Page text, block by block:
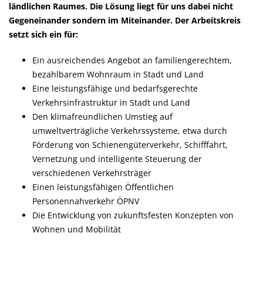
ländlichen Raumes. Die Lösung liegt für uns dabei nicht
Gegeneinander sondern im Miteinander. Der Arbeitskreis
setzt sich ein für:
Ein ausreichendes Angebot an familiengerechtem,
bezahlbarem Wohnraum in Stadt und Land
Eine leistungsfähige und bedarfsgerechte
Verkehrsinfrastruktur in Stadt und Land
Den klimafreundlichen Umstieg auf
umweltverträgliche Verkehrssysteme, etwa durch
Förderung von Schienengüterverkehr, Schifffahrt,
Vernetzung und intelligente Steuerung der
verschiedenen Verkehrsträger
Einen leistungsfähigen Öffentlichen
Personennahverkehr ÖPNV
Die Entwicklung von zukunftsfesten Konzepten von
Wohnen und Mobilität